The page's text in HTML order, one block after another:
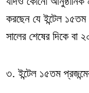
করছেন যে ইন্টেল
সালের শেষের দিকে বা
৩. ইন্টেল ১৫তম